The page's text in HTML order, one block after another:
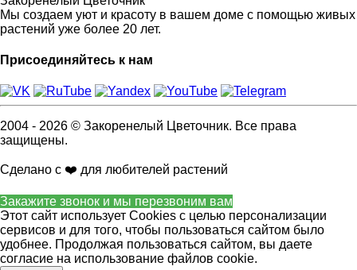
Мы создаем уют и красоту в вашем доме с помощью живых
растений уже более 20 лет.
Присоединяйтесь к нам
2004 - 2026 © Закоренелый Цветочник. Все права
защищены.
Сделано с ❤️ для любителей растений
Закажите звонок и мы перезвоним вам
Этот сайт использует Cookies с целью персонализации
сервисов и для того, чтобы пользоваться сайтом было
удобнее. Продолжая пользоваться сайтом, вы даете
согласие на использование файлов cookie.